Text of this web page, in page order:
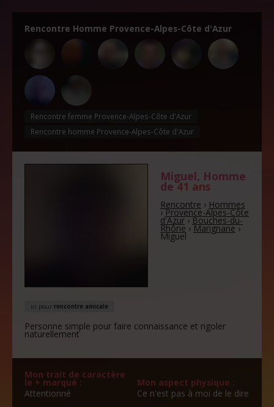
Rencontre Homme Provence-Alpes-Côte d'Azur
Rencontre femme Provence-Alpes-Côte d'Azur
Rencontre homme Provence-Alpes-Côte d'Azur
Miguel, Homme
de41 ans
Rencontre › Hommes
›Provence-Alpes-Côte
d'Azur›Bouches-du-
Rhône ›Marignane›
Miguel
ici pour rencontre amicale
Personne simple pour faire connaissance et rigoler
naturellement
Mon trait de caractère
le + marqué :
Attentionné
Mon aspect physique :
Ce n'est pas à moi de le dire